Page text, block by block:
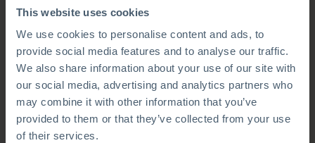
This website uses cookies
We use cookies to personalise content and ads, to
provide social media features and to analyse our traffic.
We also share information about your use of our site with
our social media, advertising and analytics partners who
may combine it with other information that you’ve
provided to them or that they’ve collected from your use
of their services.